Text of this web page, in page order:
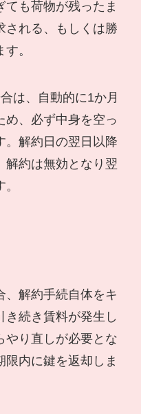
ても荷物が残ったま
される、もしくは勝
。
は、自動的に1か月
め、必ず中身を空っ
。解約日の翌日以降
解約は無効となり翌
、解約手続自体をキ
き続き賃料が発生し
やり直しが必要とな
限内に鍵を返却しま